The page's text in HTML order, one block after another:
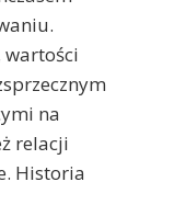
wartości
na
relacji
Historia